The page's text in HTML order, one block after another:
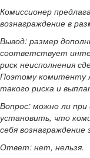
Комиссионер
вознаграждение в
Вывод: размер
соответствует
риск неисполнения
Поэтому комитенту
такого риска и
Вопрос: можно ли при
установить, что
себя вознаграждение
Ответ: нет, нельзя.